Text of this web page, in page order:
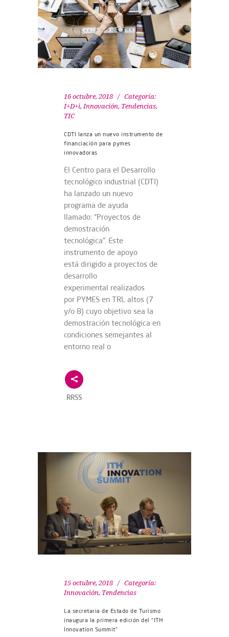
16 octubre, 2018
Categoría:
I+D+i, Innovación, Tendencias,
TIC
CDTI lanza un nuevo instrumento de
financiación para pymes
innovadoras
El Centro para el Desarrollo
tecnológico industrial (CDTI)
ha lanzado un nuevo
programa de ayuda
llamado: “Proyectos de
demostración
tecnológica”. Este
instrumento de apoyo
está dirigido a proyectos de
desarrollo
experimental realizados
por PYMES en TRL altos (7
y/o 8) cuyo objetivo sea la
demostración tecnológica en
condiciones semejantes al
entorno real o
RRSS
15 octubre, 2018
Categoría:
Innovación, Tendencias
La secretaria de Estado de Turismo
inaugura la primera edición del “ITH
Innovation Summit”